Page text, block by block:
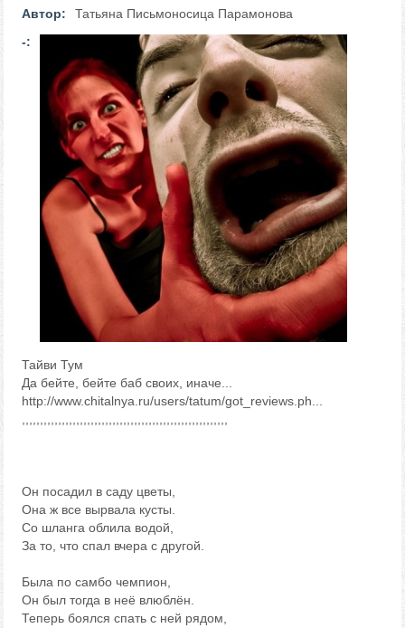
Автор:
Татьяна Письмоносица Парамонова
-:
Тайви Тум
Да бейте, бейте баб своих, иначе...
http://www.chitalnya.ru/users/tatum/got_reviews.ph...
Он посадил в саду цветы,
Она ж все вырвала кусты.
Со шланга облила водой,
За то, что спал вчера с другой.
Была по самбо чемпион,
Он был тогда в неё влюблён.
Теперь боялся спать с ней рядом,